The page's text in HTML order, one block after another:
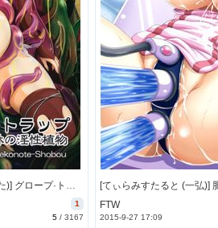
[ねこのてしょぼう (ねこんた)] グロープ·トラップ - 密林の淫性植物 - (触手) [23M]
1
5/ 3167
FTW
2015-9-27 17:09